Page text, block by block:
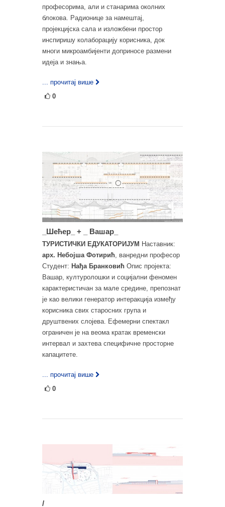
професорима, али и станарима околних
блокова. Радионице за намештај,
пројекцијска сала и изложбени простор
инспиришу колаборацију корисника, док
многи микроамбијенти доприносе размени
идеја и знања.
... прочитај више
0
_Шећер_ + _ Вашар_
ТУРИСТИЧКИ ЕДУКАТОРИЈУМ Наставник:
арх. Небојша Фотирић , ванредни професор
Студент: Нађа Бранковић Опис пројекта:
Вашар, културолошки и социјални феномен
карактеристичан за мале средине, препознат
је као велики генератор интеракција између
корисника свих старосних група и
друштвених слојева. Ефемерни спектакл
ограничен је на веома кратак временски
интервал и захтева специфичне просторне
капацитете.
... прочитај више
0
/